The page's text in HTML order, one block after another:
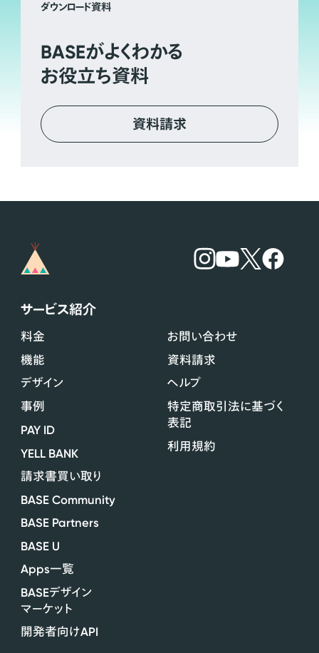
ダウンロード資料
BASEがよくわかる
お役立ち資料
資料請求
サービス紹介
料金
機能
デザイン
事例
PAY ID
YELL BANK
請求書買い取り
BASE Community
BASE Partners
BASE U
Apps一覧
BASEデザイン
マーケット
開発者向けAPI
お問い合わせ
資料請求
ヘルプ
特定商取引法に基づく
表記
利用規約